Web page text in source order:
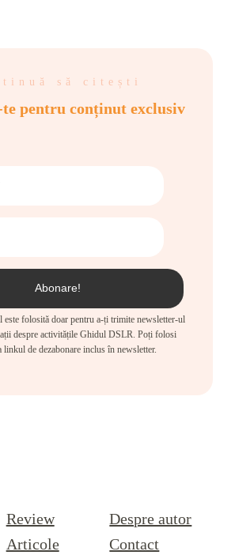
să citești
te pentru conținut exclusiv
este folosită doar pentru a-ți trimite newsletter-ul
despre activitățile Ghidul DSLR. Poți folosi
linkul de dezabonare inclus în newsletter.
Review
Articole
Despre autor
Contact